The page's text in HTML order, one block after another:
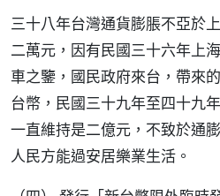
三十八年台灣通貨膨脹不亞於
二萬元，因有民國三十六年上
車之鑒，國民政府來台，帶來
台幣，民國三十九年至四十九
一直維持是二億元，不致於通
人民方能過安居樂業生活。